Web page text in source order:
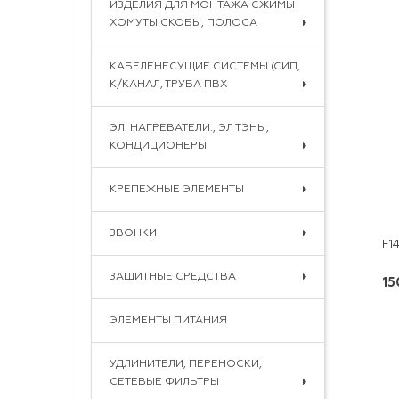
ИЗДЕЛИЯ ДЛЯ МОНТАЖА СЖИМЫ
ХОМУТЫ СКОБЫ, ПОЛОСА
КАБЕЛЕНЕСУЩИЕ СИСТЕМЫ (СИП,
К/КАНАЛ, ТРУБА ПВХ
ЭЛ. НАГРЕВАТЕЛИ., ЭЛ ТЭНЫ,
КОНДИЦИОНЕРЫ
КРЕПЕЖНЫЕ ЭЛЕМЕНТЫ
ЗВОНКИ
ЗАЩИТНЫЕ СРЕДСТВА
ЭЛЕМЕНТЫ ПИТАНИЯ
УДЛИНИТЕЛИ, ПЕРЕНОСКИ,
СЕТЕВЫЕ ФИЛЬТРЫ